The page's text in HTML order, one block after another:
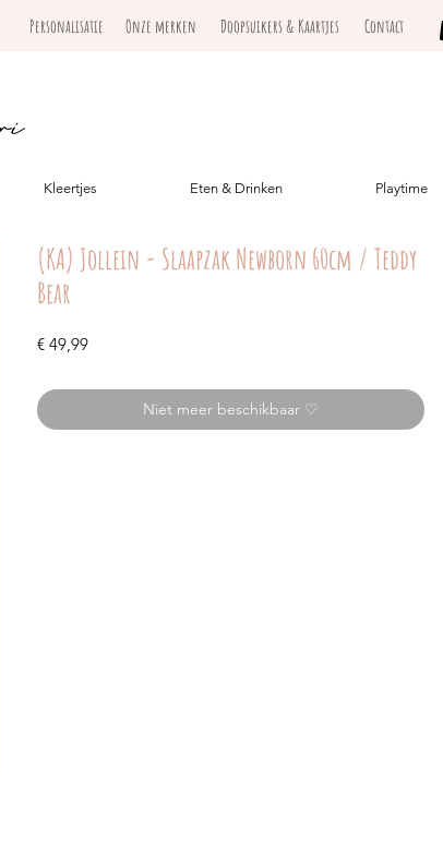
Doopsuikers & Kaartjes Contact
Onze merken
Personalisatie
Kleertjes Eten & Drinken Playtime
(KA) Jollein - Slaapzak Newborn 60cm / Teddy
Bear
€ 49,99Prijs
Niet meer beschikbaar ♡